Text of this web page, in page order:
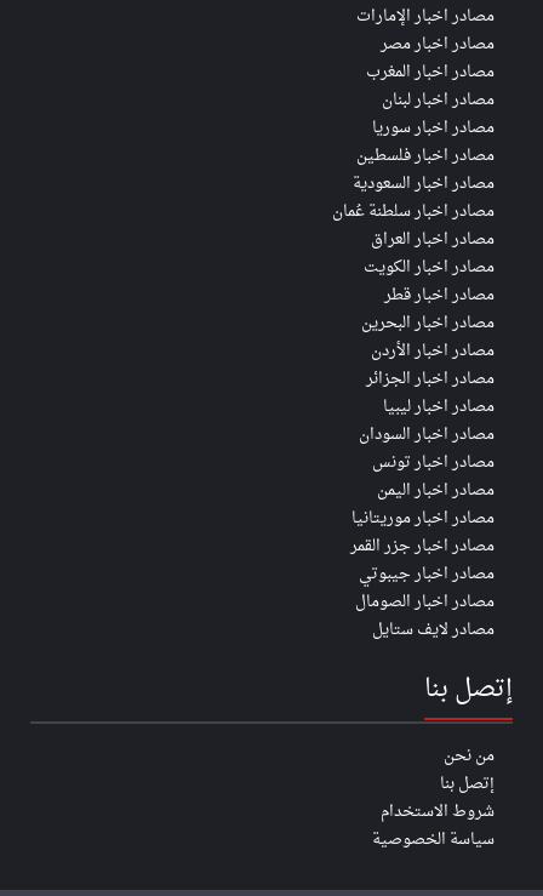
مصادر اخبار الإمارات
مصادر اخبار مصر
مصادر اخبار المغرب
مصادر اخبار لبنان
مصادر اخبار سوريا
مصادر اخبار فلسطين
مصادر اخبار السعودية
مصادر اخبار سلطنة عُمان
مصادر اخبار العراق
مصادر اخبار الكويت
مصادر اخبار قطر
مصادر اخبار البحرين
مصادر اخبار الأردن
مصادر اخبار الجزائر
مصادر اخبار ليبيا
مصادر اخبار السودان
مصادر اخبار تونس
مصادر اخبار اليمن
مصادر اخبار موريتانيا
مصادر اخبار جزر القمر
مصادر اخبار جيبوتي
مصادر اخبار الصومال
مصادر لايف ستايل
إتصل بنا
من نحن
إتصل بنا
شروط الاستخدام
سياسة الخصوصية